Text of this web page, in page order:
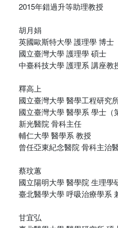
2015年錯過升等助理教授
胡月娟
英國歐斯特大學 護理學 博士
國立臺灣大學 護理學 碩士
中臺科技大學 護理系 講座教
釋高上
國立臺灣大學 醫學工程研究
國立臺灣大學 醫學系 學士（
新光醫院 骨科主任
輔仁大學 醫學系 教授
曾任亞東紀念醫院 骨科主治
蔡玟蕙
國立陽明大學 醫學院 生理學
臺北醫學大學 呼吸治療學系
甘宜弘